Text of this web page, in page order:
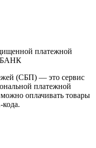
платежной
(СБП) — это сервис
платежной
оплачивать товары